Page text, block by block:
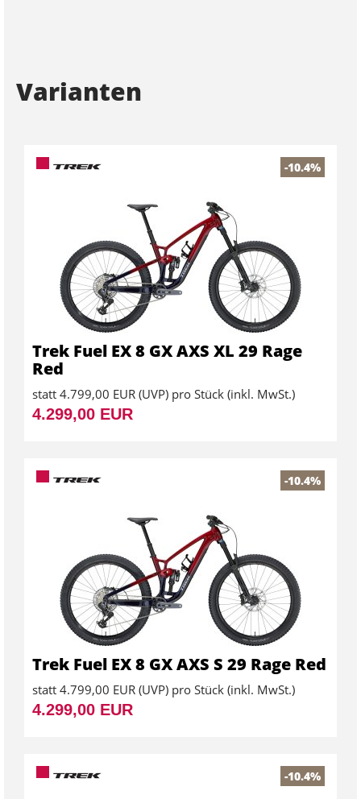
Varianten
-10.4%
Trek Fuel EX 8 GX AXS XL 29 Rage
Red
statt 4.799,00 EUR (UVP) pro Stück (inkl. MwSt.)
4.299,00 EUR
-10.4%
Trek Fuel EX 8 GX AXS S 29 Rage Red
statt 4.799,00 EUR (UVP) pro Stück (inkl. MwSt.)
4.299,00 EUR
-10.4%